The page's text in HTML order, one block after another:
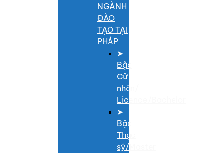
NGÀNH
ĐÀO
TẠO TẠI
PHÁP
➤
Bậc
Cử
nhân/
Licence/Bachelor
➤
Bậc
Thạc
sỹ/Master